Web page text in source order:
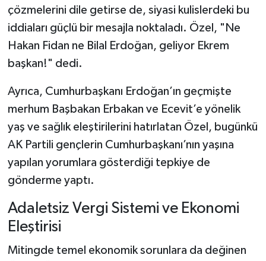
çözmelerini dile getirse de, siyasi kulislerdeki bu
iddiaları güçlü bir mesajla noktaladı. Özel, "Ne
Hakan Fidan ne Bilal Erdoğan, geliyor Ekrem
başkan!" dedi.
Ayrıca, Cumhurbaşkanı Erdoğan’ın geçmişte
merhum Başbakan Erbakan ve Ecevit’e yönelik
yaş ve sağlık eleştirilerini hatırlatan Özel, bugünkü
AK Partili gençlerin Cumhurbaşkanı’nın yaşına
yapılan yorumlara gösterdiği tepkiye de
gönderme yaptı.
Adaletsiz Vergi Sistemi ve Ekonomi
Eleştirisi
Mitingde temel ekonomik sorunlara da değinen